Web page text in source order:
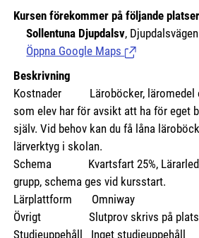
Kursen förekommer på följande platser
Sollentuna Djupdalsv,
Öppna Google Maps (Länk till extern
Beskrivning
Kostnader Läroböcker,
som elev har för avsikt att ha för eget
själv. Vid behov kan du få låna
lärverktyg i skolan.
Schema Kvartsfart 25%, Lärarledd
grupp, schema ges vid kursstart.
Lärplattform Omniway
Övrigt Slutprov skrivs på plats i
Studieuppehåll Inget studieuppehåll